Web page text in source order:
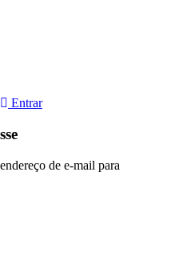
Entrar
de e-mail para